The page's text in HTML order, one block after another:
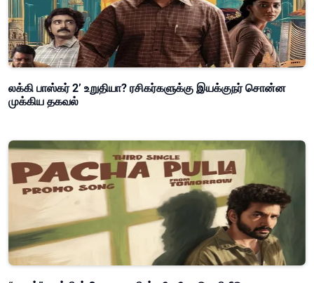
லக்கி பாஸ்கர் 2’ உறுதியா? ரசிகர்களுக்கு இயக்குநர் சொன்ன
முக்கிய தகவல்